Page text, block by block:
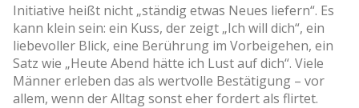
Initiative heißt nicht „ständig etwas Neues liefern“. Es
kann klein sein: ein Kuss, der zeigt „Ich will dich“, ein
liebevoller Blick, eine Berührung im Vorbeigehen, ein
Satz wie „Heute Abend hätte ich Lust auf dich“. Viele
Männer erleben das als wertvolle Bestätigung – vor
allem, wenn der Alltag sonst eher fordert als flirtet.